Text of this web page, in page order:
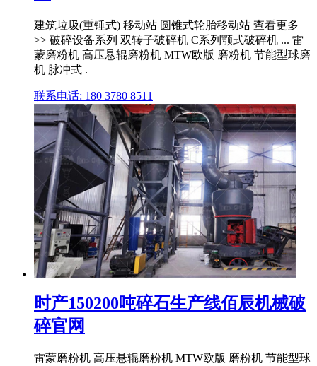
建筑垃圾(重锤式) 移动站 圆锥式轮胎移动站 查看更多
>> 破碎设备系列 双转子破碎机 C系列颚式破碎机 ... 雷
蒙磨粉机 高压悬辊磨粉机 MTW欧版 磨粉机 节能型球磨
机 脉冲式 .
联系电话: 180 3780 8511
时产150200吨碎石生产线佰辰机械破
碎官网
雷蒙磨粉机 高压悬辊磨粉机 MTW欧版 磨粉机 节能型球